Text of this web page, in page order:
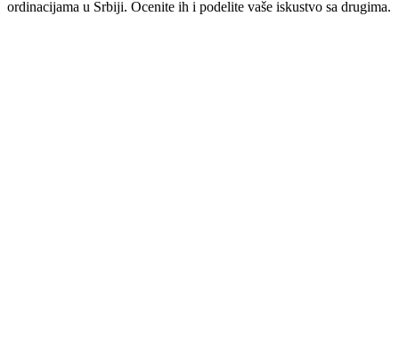
ordinacijama u Srbiji. Ocenite ih i podelite vaše iskustvo sa drugima.